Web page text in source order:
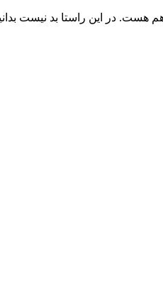
در این راستا بد نیست